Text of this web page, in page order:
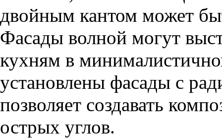
двойным кантом может
Фасады волной могут
кухням в
установлены фасады с
позволяет создавать
острых углов.